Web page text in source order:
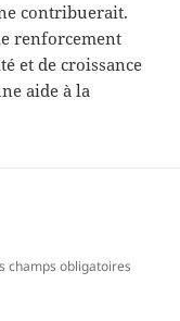
contribuerait.
renforcement
et de croissance
aide à la
champs obligatoires